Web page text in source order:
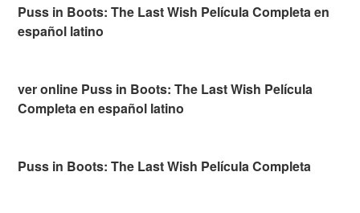
Puss in Boots: The Last Wish Película Completa en
español latino
ver online Puss in Boots: The Last Wish Película
Completa en español latino
Puss in Boots: The Last Wish Película Completa